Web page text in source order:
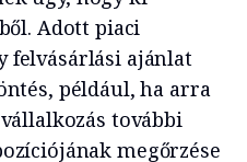
Adott piaci
felvásárlási ajánlat
például, ha arra
további
megőrzése